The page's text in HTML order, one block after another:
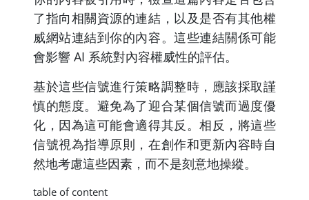
了指向相關資源的連結，以及是否有其他權
威網站連結到你的內容。這些連結關係可能
會影響 AI 系統對內容權威性的評估。
基於這些信號進行策略調整時，應該採取謹
慎的態度。避免為了迎合某個信號而過度優
化，因為這可能會適得其反。相反，將這些
信號視為指導原則，在創作和更新內容時自
然地考慮這些因素，而不是刻意地操縱。
table of content